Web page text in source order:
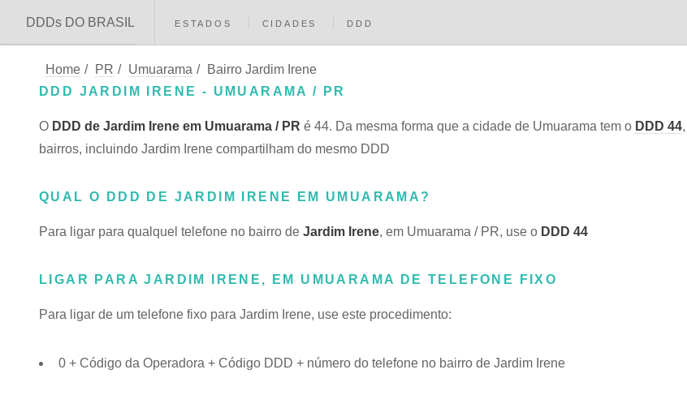
DDDs DO BRASIL ESTADOS CIDADES DDD
Home / PR / Umuarama /
Bairro Jardim Irene
DDD JARDIM IRENE - UMUARAMA / PR
O DDD de Jardim Irene em Umuarama / PR é 44. Da mesma forma que a cidade de Umuarama tem o DDD 44
bairros, incluindo Jardim Irene compartilham do mesmo DDD
QUAL O DDD DE JARDIM IRENE EM UMUARAMA?
Para ligar para qualquel telefone no bairro de Jardim Irene, em Umuarama / PR, use o DDD 44
LIGAR PARA JARDIM IRENE, EM UMUARAMA DE TELEFONE FIXO
Para ligar de um telefone fixo para Jardim Irene, use este procedimento:
0 + Código da Operadora + Código DDD + número do telefone no bairro de Jardim Irene